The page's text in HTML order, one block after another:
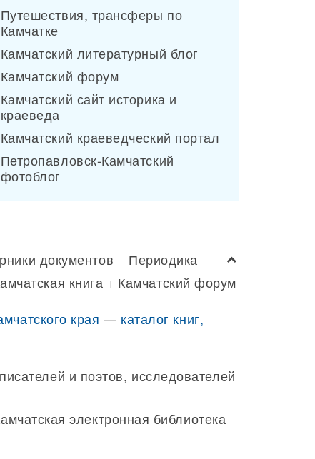
Путешествия, трансферы по
Камчатке
Камчатский литературный блог
Камчатский форум
Камчатский сайт историка и
краеведа
Камчатский краеведческий портал
Петропавловск-Камчатский
фотоблог
документов
Периодика
книга
Камчатский форум
края — каталог книг,
и поэтов, исследователей
электронная библиотека